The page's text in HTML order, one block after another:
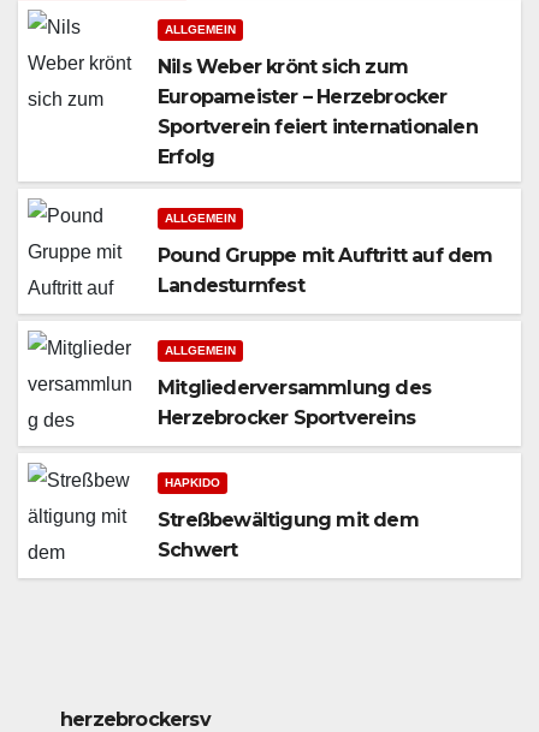
ALLGEMEIN
Nils Weber krönt sich zum
Europameister – Herzebrocker
Sportverein feiert internationalen
Erfolg
ALLGEMEIN
Pound Gruppe mit Auftritt auf dem
Landesturnfest
ALLGEMEIN
Mitgliederversammlung des
Herzebrocker Sportvereins
HAPKIDO
Streßbewältigung mit dem
Schwert
herzebrockersv